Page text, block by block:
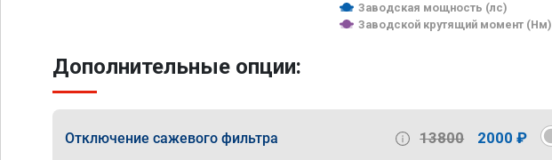
Заводская мощность (лс)
Заводской крутящий момент (Нм)
Дополнительные опции:
Отключение сажевого фильтра 13800 2000 ₽